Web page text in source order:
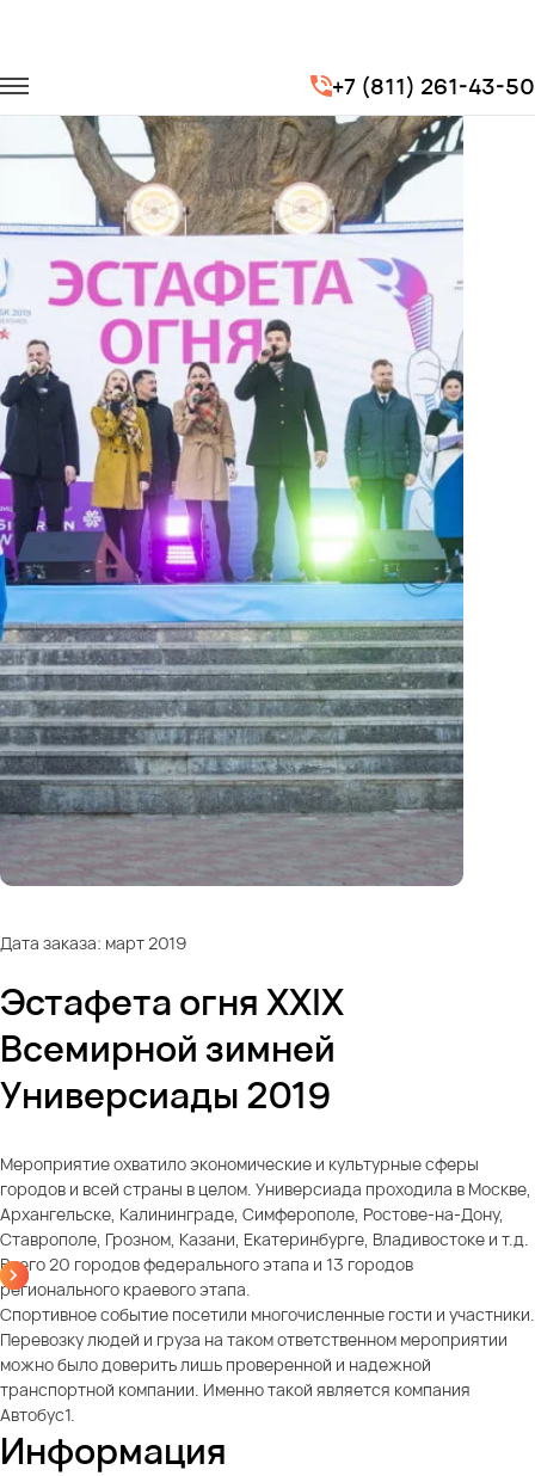
+7 (811) 261-43-50
Транспорт для спорта
Эстафета огня XXIX Всемирной зимней Универсиады 2019
Дата заказа: март 2019
Эстафета огня XXIX
Всемирной зимней
Универсиады 2019
Мероприятие охватило экономические и культурные сферы
городов и всей страны в целом. Универсиада проходила в Москве,
Архангельске, Калининграде, Симферополе, Ростове-на-Дону,
Ставрополе, Грозном, Казани, Екатеринбурге, Владивостоке и т.д.
Всего 20 городов федерального этапа и 13 городов
регионального краевого этапа.
Спортивное событие посетили многочисленные гости и участники.
Перевозку людей и груза на таком ответственном мероприятии
можно было доверить лишь проверенной и надежной
транспортной компании. Именно такой является компания
Автобус1.
Информация